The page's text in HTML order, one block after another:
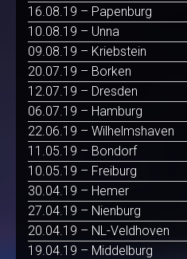
16.08.19 – Papenburg
10.08.19 – Unna
09.08.19 – Kriebstein
20.07.19 – Borken
12.07.19 – Dresden
06.07.19 – Hamburg
22.06.19 – Wilhelmshaven
11.05.19 – Bondorf
10.05.19 – Freiburg
30.04.19 – Hemer
27.04.19 – Nienburg
20.04.19 – NL-Veldhoven
19.04.19 – Middelburg